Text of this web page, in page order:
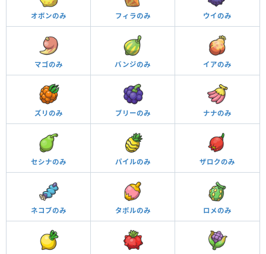
オボンのみ フィラのみ ウイのみ
マゴのみ バンジのみ イアのみ
ズリのみ ブリーのみ ナナのみ
セシナのみ パイルのみ ザロクのみ
ネコブのみ タポルのみ ロメのみ